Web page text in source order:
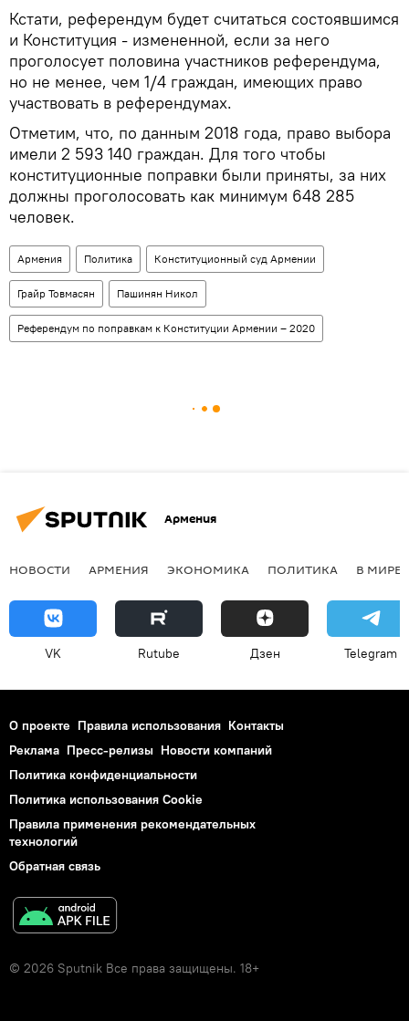
Кстати, референдум будет считаться состоявшимся
и Конституция - измененной, если за него
проголосует половина участников референдума,
но не менее, чем 1/4 граждан, имеющих право
участвовать в референдумах.
Отметим, что, по данным 2018 года, право выбора
имели 2 593 140 граждан. Для того чтобы
конституционные поправки были приняты, за них
должны проголосовать как минимум 648 285
человек.
Армения Политика Конституционный суд Армении
Грайр Товмасян Пашинян Никол
Референдум по поправкам к Конституции Армении – 2020
Армения
НОВОСТИ АРМЕНИЯ ЭКОНОМИКА ПОЛИТИКА В МИРЕ
VK Rutube Дзен Telegram
О проекте Правила использования Контакты
Реклама Пресс-релизы Новости компаний
Политика конфиденциальности
Политика использования Cookie
Правила применения рекомендательных
технологий
Обратная связь
© 2026 Sputnik Все права защищены. 18+